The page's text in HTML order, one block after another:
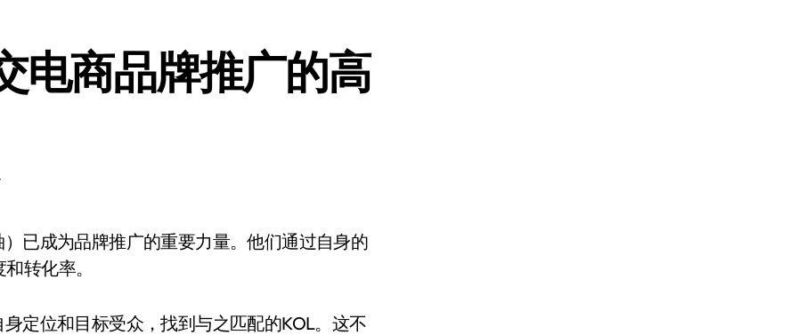
风控实战攻略
电商品牌推广的高
转化率。
定位和目标受众，找到与之匹配的KOL。这不